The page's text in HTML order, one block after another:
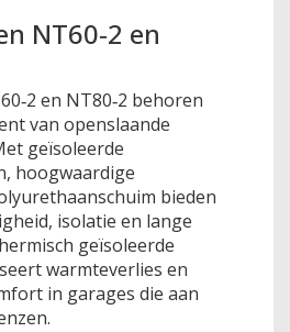
NT60‑2 en
en NT80‑2 behoren
van openslaande
geïsoleerde
hoogwaardige
bieden
isolatie en lange
geïsoleerde
warmteverlies en
in garages die aan